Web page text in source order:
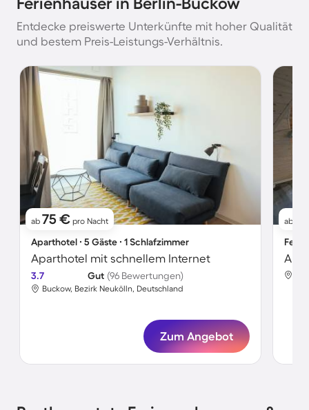
Entdecke preiswerte Unterkünfte mit hoher Qualität
und bestem Preis-Leistungs-Verhältnis.
ab 75 € pro Nacht
Aparthotel ∙ 5 Gäste ∙ 1 Schlafzimmer
Aparthotel mit schnellem Internet
3.7 Gut (96 Bewertungen)
Buckow, Bezirk Neukölln, Deutschland
Zum Angebot
ab